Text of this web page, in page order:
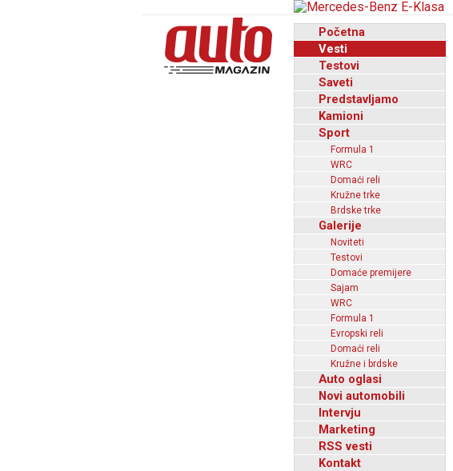
Početna
Vesti
Testovi
Saveti
Predstavljamo
Kamioni
Sport
Formula 1
WRC
Domaći reli
Kružne trke
Brdske trke
Galerije
Noviteti
Testovi
Domaće premijere
Sajam
WRC
Formula 1
Evropski reli
Domaći reli
Kružne i brdske
Auto oglasi
Novi automobili
Intervju
Marketing
RSS vesti
Kontakt